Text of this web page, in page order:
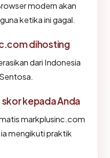
modern akan
ketika ini gagal.
dihosting
dari Indonesia
kepada Anda
markplusinc.com
mengikuti praktik